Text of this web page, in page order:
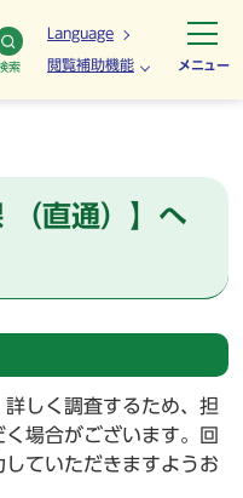
索
Language
閲覧補助機能 メニュー
（直通）】へ
詳しく調査するため、担
場合がございます。回
ていただきますようお